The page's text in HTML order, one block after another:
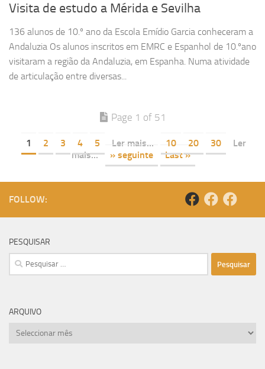
Visita de estudo a Mérida e Sevilha
136 alunos de 10.º ano da Escola Emídio Garcia conheceram a
Andaluzia Os alunos inscritos em EMRC e Espanhol de 10.ºano
visitaram a região da Andaluzia, em Espanha. Numa atividade
de articulação entre diversas...
Page 1 of 51
1 2 3 4 5 Ler mais... 10 20 30
Ler
mais...
» seguinte Last »
FOLLOW:
PESQUISAR
Pesquisar
por:
ARQUIVO
arquivo